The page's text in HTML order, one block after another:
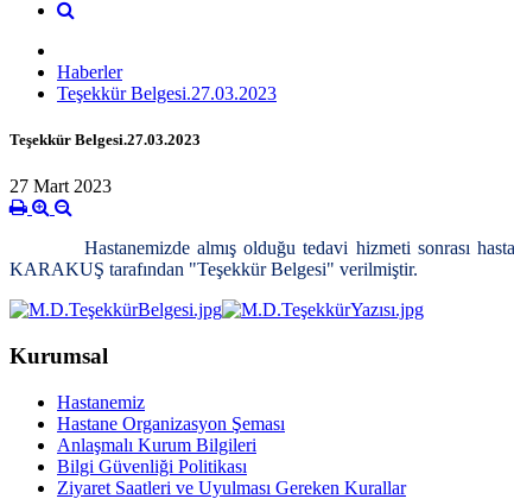
Haberler
Teşekkür Belgesi.27.03.2023
Teşekkür Belgesi.27.03.2023
27 Mart 2023
Hastanemizde almış olduğu tedavi hizmeti sonrası
KARAKUŞ tarafından "Teşekkür Belgesi" verilmiştir.
Kurumsal
Hastanemiz
Hastane Organizasyon Şeması
Anlaşmalı Kurum Bilgileri
Bilgi Güvenliği Politikası
Ziyaret Saatleri ve Uyulması Gereken Kurallar